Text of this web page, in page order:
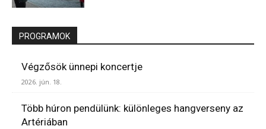
PROGRAMOK
Végzősök ünnepi koncertje
2026. jún. 18.
Több húron pendülünk: különleges hangverseny az
Artériában